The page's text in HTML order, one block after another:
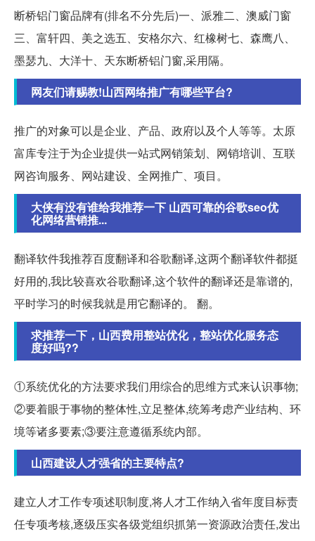
断桥铝门窗品牌有(排名不分先后)一、派雅二、澳威门窗
三、富轩四、美之选五、安格尔六、红橡树七、森鹰八、
墨瑟九、大洋十、天东断桥铝门窗,采用隔。
网友们请赐教!山西网络推广有哪些平台?
推广的对象可以是企业、产品、政府以及个人等等。太原
富库专注于为企业提供一站式网销策划、网销培训、互联
网咨询服务、网站建设、全网推广、项目。
大侠有没有谁给我推荐一下 山西可靠的谷歌seo优
化网络营销推...
翻译软件我推荐百度翻译和谷歌翻译,这两个翻译软件都挺
好用的,我比较喜欢谷歌翻译,这个软件的翻译还是靠谱的,
平时学习的时候我就是用它翻译的。 翻。
求推荐一下，山西费用整站优化，整站优化服务态
度好吗??
①系统优化的方法要求我们用综合的思维方式来认识事物;
②要着眼于事物的整体性,立足整体,统筹考虑产业结构、环
境等诸多要素;③要注意遵循系统内部。
山西建设人才强省的主要特点?
建立人才工作专项述职制度,将人才工作纳入省年度目标责
任专项考核,逐级压实各级党组织抓第一资源政治责任,发出